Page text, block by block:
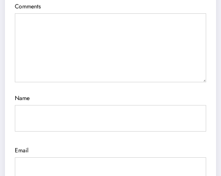
Comments
Name
Email